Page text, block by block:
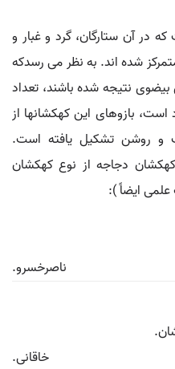
در آن ستارگان، گرد و غبار و
شده اند. به نظر می رسدکه
نتیجه شده باشند، تعداد
است، بازوهای این کهکشانها از
و روشن تشکیل یافته است.
دجاجه از نوع کهکشان
ایضاً ):
ناصرخسرو.
خاقانی.